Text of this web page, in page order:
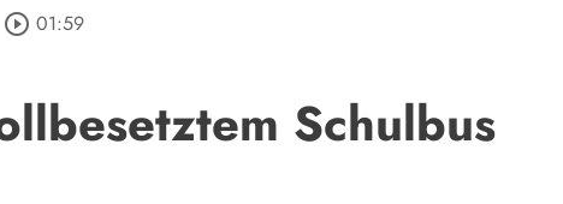
play_circle_outline 01:59
Schulbus